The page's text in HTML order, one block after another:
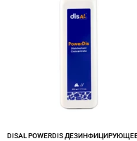
DISAL POWERDIS